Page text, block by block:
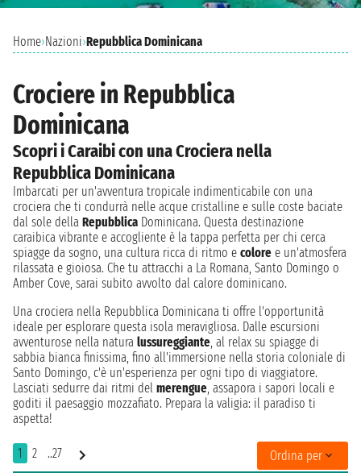
Home›Nazioni›Repubblica Dominicana
Crociere in Repubblica
Dominicana
Scopri i Caraibi con una Crociera nella
Repubblica Dominicana
Imbarcati per un'avventura tropicale indimenticabile con una
crociera che ti condurrà nelle acque cristalline e sulle coste baciate
dal sole della Repubblica Dominicana. Questa destinazione
caraibica vibrante e accogliente è la tappa perfetta per chi cerca
spiagge da sogno, una cultura ricca di ritmo e colore e un'atmosfera
rilassata e gioiosa. Che tu attracchi a La Romana, Santo Domingo o
Amber Cove, sarai subito avvolto dal calore dominicano.
Una crociera nella Repubblica Dominicana ti offre l'opportunità
ideale per esplorare questa isola meravigliosa. Dalle escursioni
avventurose nella natura lussureggiante, al relax su spiagge di
sabbia bianca finissima, fino all'immersione nella storia coloniale di
Santo Domingo, c'è un'esperienza per ogni tipo di viaggiatore.
Lasciati sedurre dai ritmi del merengue, assapora i sapori locali e
goditi il paesaggio mozzafiato. Prepara la valigia: il paradiso ti
aspetta!
1 2 ..27 Ordina per